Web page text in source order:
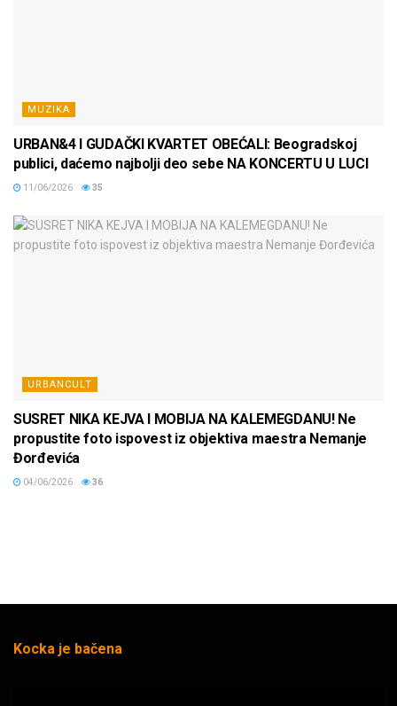
MUZIKA
URBAN&4 I GUDAČKI KVARTET OBEĆALI: Beogradskoj
publici, daćemo najbolji deo sebe NA KONCERTU U LUCI
11/06/2026 35
URBANCULT
SUSRET NIKA KEJVA I MOBIJA NA KALEMEGDANU! Ne
propustite foto ispovest iz objektiva maestra Nemanje
Đorđevića
04/06/2026 36
Kocka je bačena